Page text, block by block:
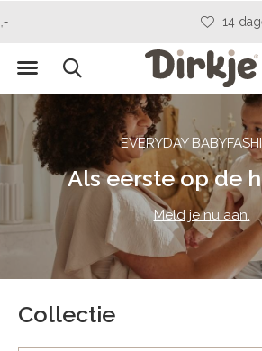
14 dagen
EVERYDAY
Als eerste op de
Meld je nu aan.
Collectie